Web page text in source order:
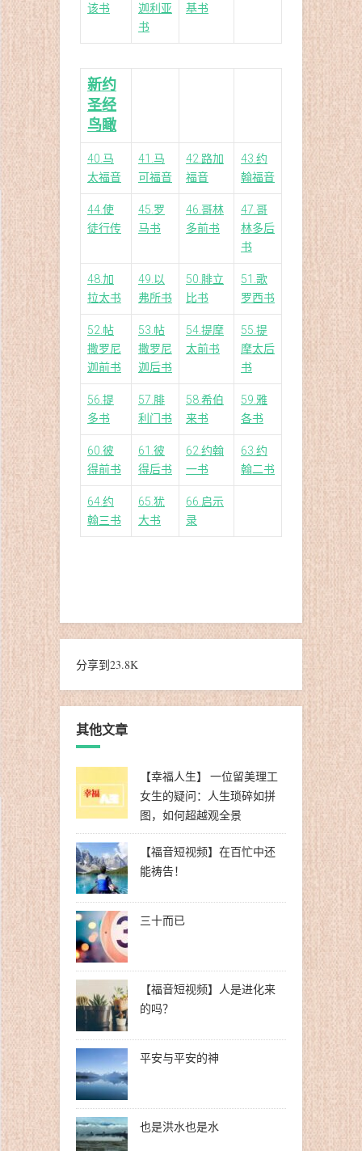
该书
迦利亚
书
基书
新约
圣经
鸟瞰
40.马
太福音
41.马
可福音
42.路加
福音
43.约
翰福音
44.使
徒行传
45.罗
马书
46.哥林
多前书
47.哥
林多后
书
48.加
拉太书
49.以
弗所书
50.腓立
比书
51.歌
罗西书
52.帖
撒罗尼
迦前书
53.帖
撒罗尼
迦后书
54.提摩
太前书
55.提
摩太后
书
56.提
多书
57.腓
利门书
58.希伯
来书
59.雅
各书
60.彼
得前书
61.彼
得后书
62.约翰
一书
63.约
翰二书
64.约
翰三书
65.犹
大书
66.启示
录
分享到23.8K
其他文章
【幸福人生】 一位留美理工
女生的疑问：人生琐碎如拼
图，如何超越观全景
【福音短视频】在百忙中还
能祷告！
三十而已
【福音短视频】人是进化来
的吗？
平安与平安的神
也是洪水也是水